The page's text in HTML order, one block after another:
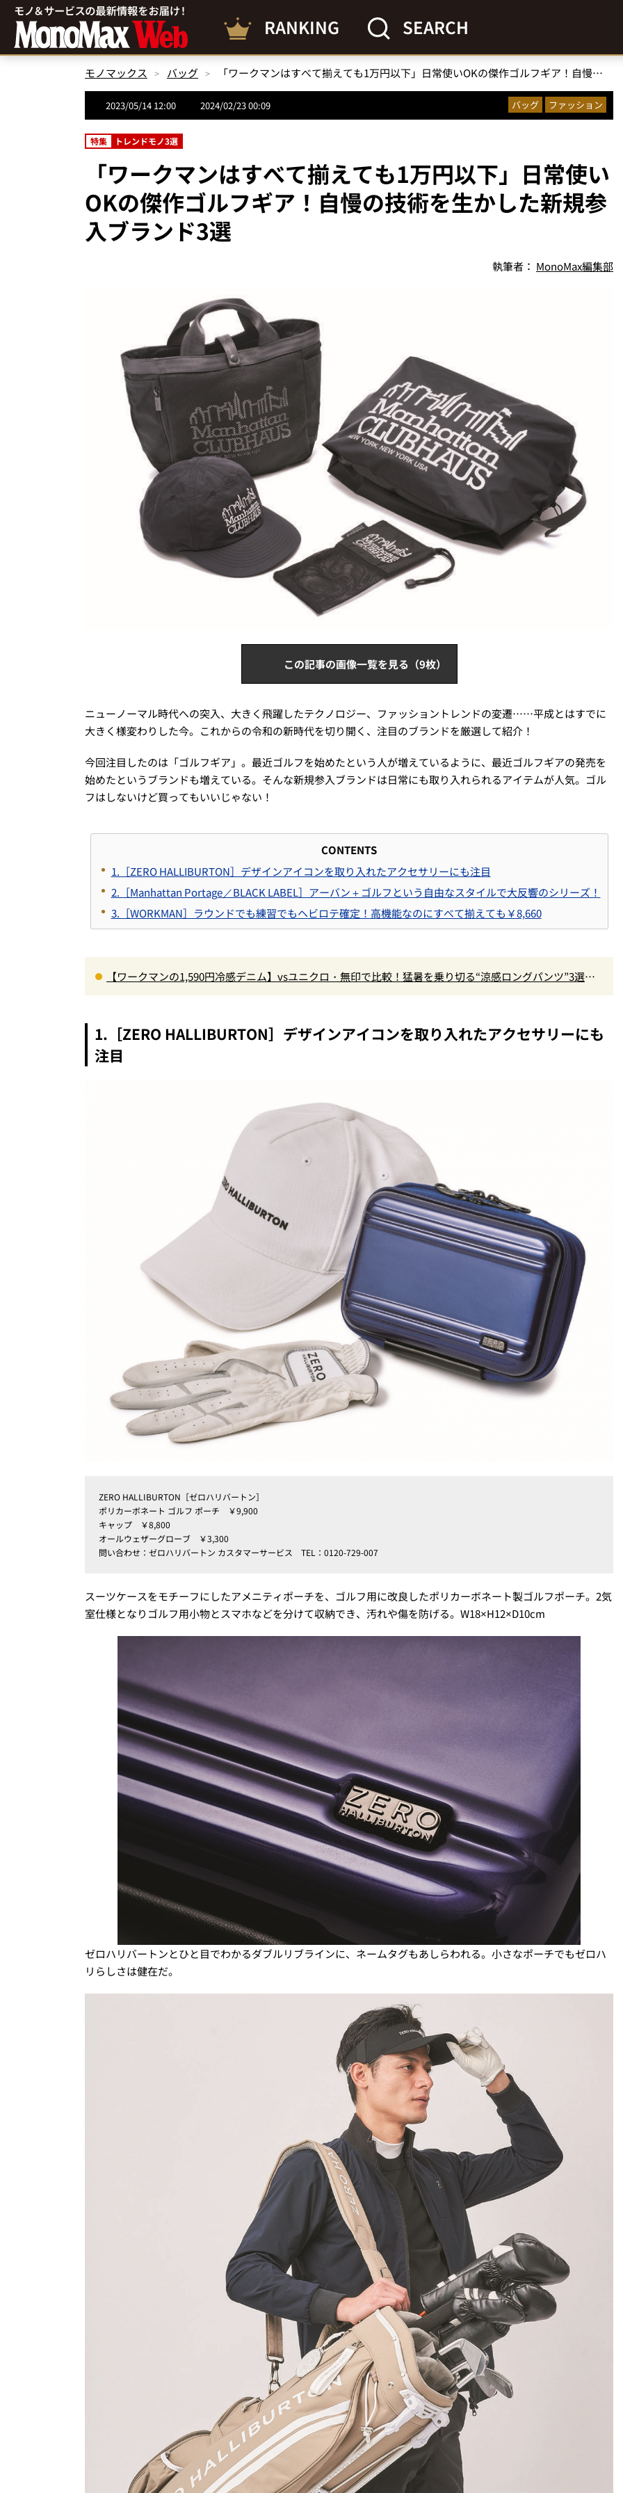
RANKING SEARCH
モノマックス バッグ 「ワークマンはすべて揃えても1万円以下」日常使いOKの傑作ゴルフギア！自慢の技術を生かした新規参入ブランド3選
2023/05/14 12:00 2024/02/23 00:09 バッグ ファッション
特集 トレンドモノ3選
「ワークマンはすべて揃えても1万円以下」日常使い
OKの傑作ゴルフギア！自慢の技術を生かした新規参
入ブランド3選
執筆者： MonoMax編集部
この記事の画像一覧を見る（9枚）
ニューノーマル時代への突入、大きく飛躍したテクノロジー、ファッショントレンドの変遷……平成とはすでに
大きく様変わりした今。これからの令和の新時代を切り開く、注目のブランドを厳選して紹介！
今回注目したのは「ゴルフギア」。最近ゴルフを始めたという人が増えているように、最近ゴルフギアの発売を
始めたというブランドも増えている。そんな新規参入ブランドは日常にも取り入れられるアイテムが人気。ゴル
フはしないけど買ってもいいじゃない！
CONTENTS
1.［ZERO HALLIBURTON］デザインアイコンを取り入れたアクセサリーにも注目
2.［Manhattan Portage／BLACK LABEL］アーバン＋ゴルフという自由なスタイルで大反響のシリーズ！
3.［WORKMAN］ラウンドでも練習でもヘビロテ確定！高機能なのにすべて揃えても￥8,660
【ワークマンの1,590円冷感デニム】vsユニクロ・無印で比較！猛暑を乗り切る“涼感ロングパンツ”3選を
1.［ZERO HALLIBURTON］デザインアイコンを取り入れたアクセサリーにも
注目
ZERO HALLIBURTON［ゼロハリバートン］
ポリカーボネート ゴルフ ポーチ ￥9,900
キャップ ￥8,800
オールウェザーグローブ ￥3,300
問い合わせ：ゼロハリバートン カスタマーサービス TEL：0120-729-007
スーツケースをモチーフにしたアメニティポーチを、ゴルフ用に改良したポリカーボネート製ゴルフポーチ。2気
室仕様となりゴルフ用小物とスマホなどを分けて収納でき、汚れや傷を防げる。W18×H12×D10cm
ゼロハリバートンとひと目でわかるダブルリブラインに、ネームタグもあしらわれる。小さなポーチでもゼロハ
リらしさは健在だ。